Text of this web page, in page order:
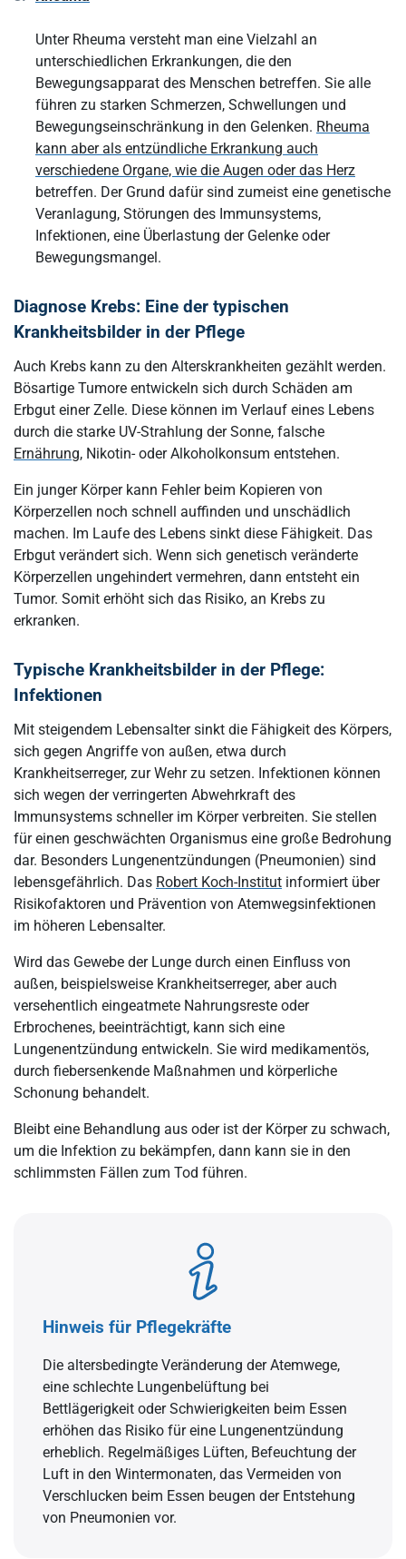
Unter Rheuma versteht man eine Vielzahl an
unterschiedlichen Erkrankungen, die den
Bewegungsapparat des Menschen betreffen. Sie alle
führen zu starken Schmerzen, Schwellungen und
Bewegungseinschränkung in den Gelenken. Rheuma
kann aber als entzündliche Erkrankung auch
verschiedene Organe, wie die Augen oder das Herz
betreffen. Der Grund dafür sind zumeist eine genetische
Veranlagung, Störungen des Immunsystems,
Infektionen, eine Überlastung der Gelenke oder
Bewegungsmangel.
Diagnose Krebs: Eine der typischen
Krankheitsbilder in der Pflege
Auch Krebs kann zu den Alterskrankheiten gezählt werden.
Bösartige Tumore entwickeln sich durch Schäden am
Erbgut einer Zelle. Diese können im Verlauf eines Lebens
durch die starke UV-Strahlung der Sonne, falsche
Ernährung, Nikotin- oder Alkoholkonsum entstehen.
Ein junger Körper kann Fehler beim Kopieren von
Körperzellen noch schnell auffinden und unschädlich
machen. Im Laufe des Lebens sinkt diese Fähigkeit. Das
Erbgut verändert sich. Wenn sich genetisch veränderte
Körperzellen ungehindert vermehren, dann entsteht ein
Tumor. Somit erhöht sich das Risiko, an Krebs zu
erkranken.
Typische Krankheitsbilder in der Pflege:
Infektionen
Mit steigendem Lebensalter sinkt die Fähigkeit des Körpers,
sich gegen Angriffe von außen, etwa durch
Krankheitserreger, zur Wehr zu setzen. Infektionen können
sich wegen der verringerten Abwehrkraft des
Immunsystems schneller im Körper verbreiten. Sie stellen
für einen geschwächten Organismus eine große Bedrohung
dar. Besonders Lungenentzündungen (Pneumonien) sind
lebensgefährlich. Das Robert Koch-Institut informiert über
Risikofaktoren und Prävention von Atemwegsinfektionen
im höheren Lebensalter.
Wird das Gewebe der Lunge durch einen Einfluss von
außen, beispielsweise Krankheitserreger, aber auch
versehentlich eingeatmete Nahrungsreste oder
Erbrochenes, beeinträchtigt, kann sich eine
Lungenentzündung entwickeln. Sie wird medikamentös,
durch fiebersenkende Maßnahmen und körperliche
Schonung behandelt.
Bleibt eine Behandlung aus oder ist der Körper zu schwach,
um die Infektion zu bekämpfen, dann kann sie in den
schlimmsten Fällen zum Tod führen.
Hinweis für Pflegekräfte
Die altersbedingte Veränderung der Atemwege,
eine schlechte Lungenbelüftung bei
Bettlägerigkeit oder Schwierigkeiten beim Essen
erhöhen das Risiko für eine Lungenentzündung
erheblich. Regelmäßiges Lüften, Befeuchtung der
Luft in den Wintermonaten, das Vermeiden von
Verschlucken beim Essen beugen der Entstehung
von Pneumonien vor.